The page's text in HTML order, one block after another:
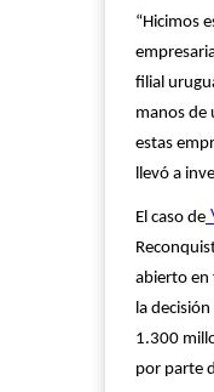
“Hicimos
filial
manos de
estas
llevó a
El caso de
abierto en
la
1.300
por parte